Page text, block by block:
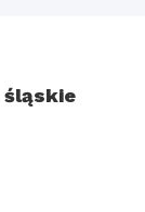
śląskie